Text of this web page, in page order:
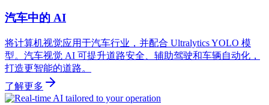
汽车中的 AI
将计算机视觉应用于汽车行业，并配合 Ultralytics YOLO 模
型。汽车视觉 AI 可提升道路安全、辅助驾驶和车辆自动化，
打造更智能的道路。
了解更多